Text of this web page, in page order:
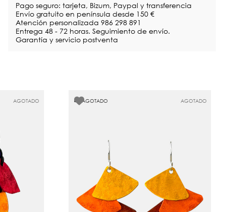
Pago seguro: tarjeta, Bizum, Paypal y transferencia
Envío gratuito en península desde 150 €
Atención personalizada 986 298 891
Entrega 48 - 72 horas. Seguimiento de envío.
Garantía y servicio postventa
AGOTADO AGOTADO AGOTADO